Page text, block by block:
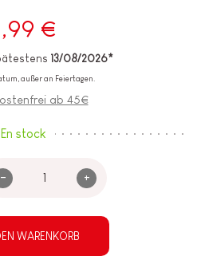
€
13/08/2026*
außer an Feiertagen.
ab 45€
En stock
- +
WARENKORB